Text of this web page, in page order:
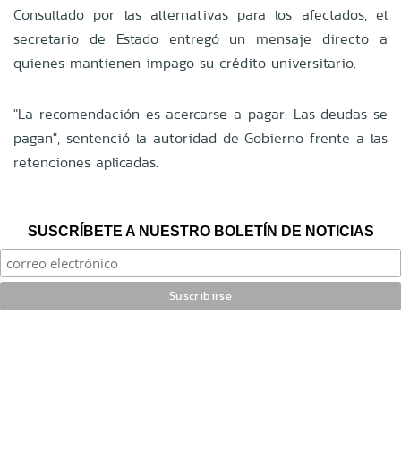
Consultado por las alternativas para los afectados, el
secretario de Estado entregó un mensaje directo a
quienes mantienen impago su crédito universitario.
"La recomendación es acercarse a pagar. Las deudas se
pagan", sentenció la autoridad de Gobierno frente a las
retenciones aplicadas.
SUSCRÍBETE A NUESTRO BOLETÍN DE NOTICIAS